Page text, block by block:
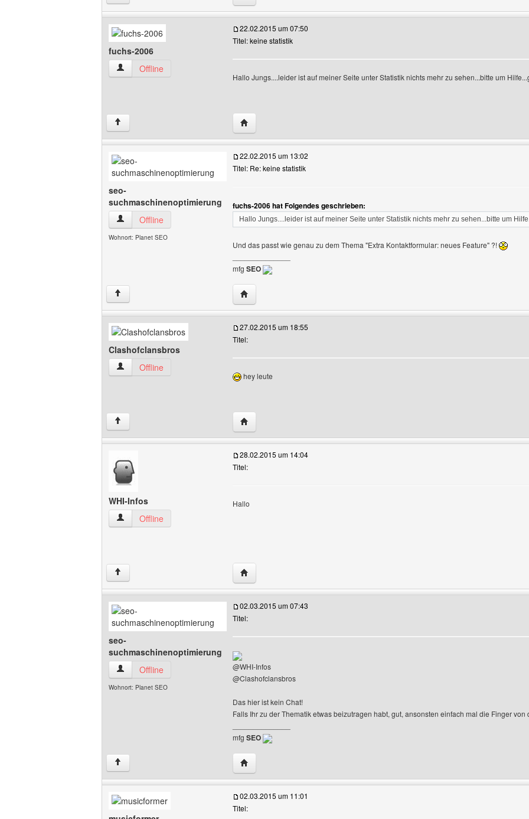
fuchs-2006
fuchs-2006 Benutzer-Profile anzeigen
Offline
22.02.2015 um 07:50
Titel: keine statistik
Hallo Jungs....leider ist auf meiner Seite unter Statistik nichts mehr zu sehen...bitte um
↑ Website dieses Benutzers besuchen: fuchs-2006
seo-
suchmaschinenoptimierung
seo-suchmaschinenoptimierung Benutzer-Profile anzeigen
Offline
Wohnort: Planet SEO
22.02.2015 um 13:02
Titel: Re: keine statistik
fuchs-2006 hat Folgendes geschrieben:
Hallo Jungs....leider ist auf meiner Seite unter Statistik nichts mehr zu sehen...bitte um
Und das passt wie genau zu dem Thema "Extra Kontaktformular: neues Feature" ?!
mfg SEO
↑ Website dieses Benutzers besuchen: seo-suchmaschinenoptimierung
Clashofclansbros
Clashofclansbros Benutzer-Profile anzeigen
Offline
27.02.2015 um 18:55
Titel:
hey leute
↑ Website dieses Benutzers besuchen: Clashofclansbros
WHI-Infos
WHI-Infos Benutzer-Profile anzeigen
Offline
28.02.2015 um 14:04
Titel:
Hallo
↑ Website dieses Benutzers besuchen: WHI-Infos
seo-
suchmaschinenoptimierung
seo-suchmaschinenoptimierung Benutzer-Profile anzeigen
Offline
Wohnort: Planet SEO
02.03.2015 um 07:43
Titel:
@WHI-Infos
@Clashofclansbros
Das hier ist kein Chat!
Falls Ihr zu der Thematik etwas beizutragen habt, gut, ansonsten einfach mal die Finger von
mfg SEO
↑ Website dieses Benutzers besuchen: seo-suchmaschinenoptimierung
02.03.2015 um 11:01
Titel: